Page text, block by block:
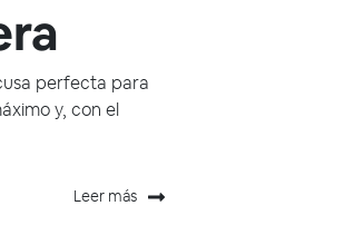
perfecta para
y, con el
Leer más